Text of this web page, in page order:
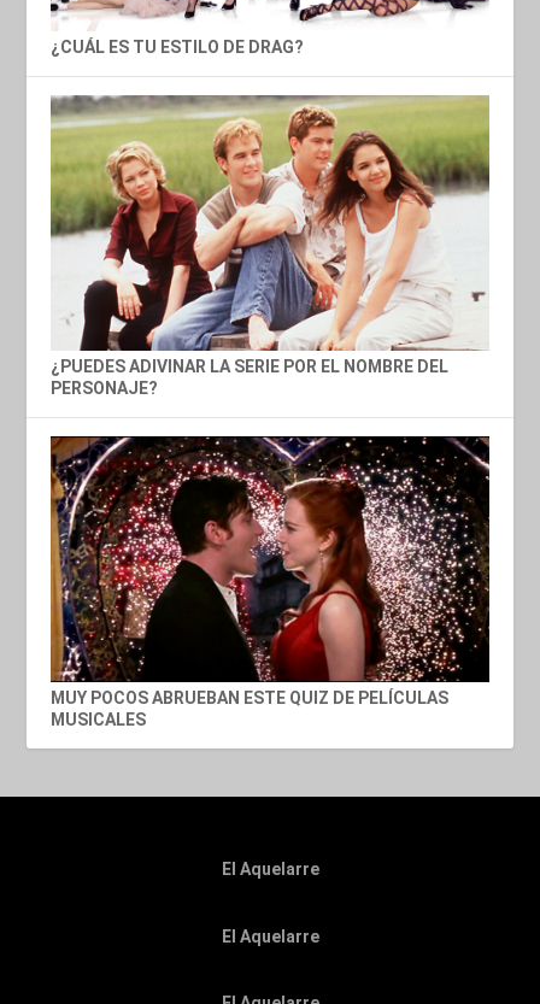
¿CUÁL ES TU ESTILO DE DRAG?
¿PUEDES ADIVINAR LA SERIE POR EL NOMBRE DEL
PERSONAJE?
MUY POCOS ABRUEBAN ESTE QUIZ DE PELÍCULAS
MUSICALES
El Aquelarre
El Aquelarre